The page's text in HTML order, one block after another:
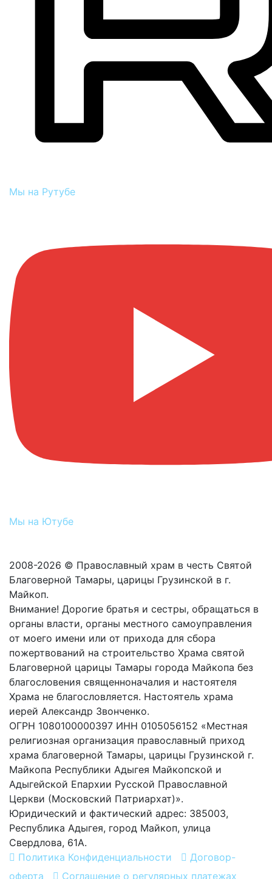
Мы на Рутубе
Мы на Ютубе
2008-2026 © Православный храм в честь Святой
Благоверной Тамары, царицы Грузинской в г.
Майкоп.
Внимание! Дорогие братья и сестры, обращаться в
органы власти, органы местного самоуправления
от моего имени или от прихода для сбора
пожертвований на строительство Храма святой
Благоверной царицы Тамары города Майкопа без
благословения священноначалия и настоятеля
Храма не благословляется. Настоятель храма
иерей Александр Звонченко.
ОГРН 1080100000397 ИНН 0105056152 «Местная
религиозная организация православный приход
храма благоверной Тамары, царицы Грузинской г.
Майкопа Республики Адыгея Майкопской и
Адыгейской Епархии Русской Православной
Церкви (Московский Патриархат)».
Юридический и фактический адрес: 385003,
Республика Адыгея, город Майкоп, улица
Свердлова, 61А.
Политика Конфиденциальности
Договор-
оферта
Соглашение о регулярных платежах